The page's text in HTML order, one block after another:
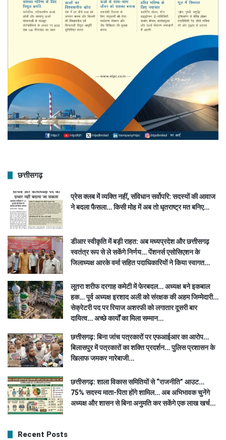
छत्तीसगढ़
प्रेस क्लब में व्यक्ति नहीं, संविधान सर्वोपरि: सदस्यों की आवाज
ने बदला फैसला… किसी मोह में अब तो धृतराष्ट्र मत बनिए…
डीआर स्वीकृति में बड़ी राहत: अब मध्यप्रदेश और छत्तीसगढ़
स्वतंत्र रूप से ले सकेंगे निर्णय… पेंशनर्स एसोसिएशन के
जिलाध्यक्ष आरके वर्मा सहित पदाधिकारियों ने किया स्वागत…
लूतरा शरीफ दरगाह कमेटी में फेरबदल… अध्यक्ष बने इकबाल
हक… पूर्व अध्यक्ष इरशाद अली को संरक्षक की अहम जिम्मेदारी…
सेक्रेटरी पद पर रियाज अशरफी को लगातार दूसरी बार
दायित्व… अच्छे कार्यों का मिला सम्मान…
छत्तीसगढ़: बिना जांच पत्रकारों पर एफआईआर का आरोप…
बिलासपुर में पत्रकारों का शक्ति प्रदर्शन… पुलिस प्रशासन के
खिलाफ जमकर नारेबाजी…
छत्तीसगढ़: शाला विकास समितियों से “राजनीति” आउट…
75% सदस्य माता-पिता होंगे शामिल… अब अभिभावक चुनेंगे
अध्यक्ष और शासन से बिना अनुमति कर सकेंगे एक लाख खर्च…
Recent Posts